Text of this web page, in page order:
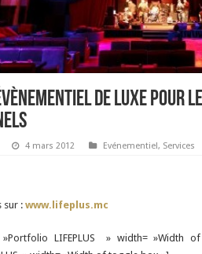
de luxe pour
4 mars 2012 Evénementiel , Services
sur :www.lifeplus.mc
»Portfolio LIFEPLUS » width= »Width